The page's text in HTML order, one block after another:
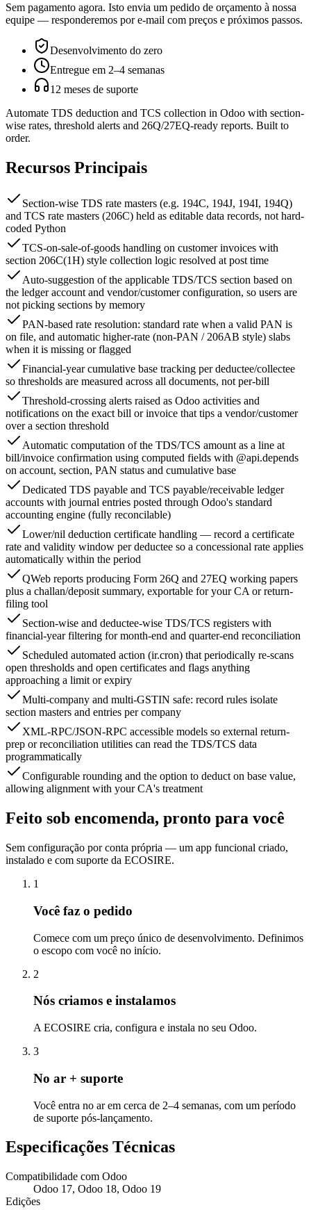
Sem pagamento agora. Isto envia um pedido de orçamento à nossa
equipe — responderemos por e-mail com preços e próximos passos.
Desenvolvimento do zero
Entregue em 2–4 semanas
12 meses de suporte
Automate TDS deduction and TCS collection in Odoo with section-
wise rates, threshold alerts and 26Q/27EQ-ready reports. Built to
order.
Recursos Principais
Section-wise TDS rate masters (e.g. 194C, 194J, 194I, 194Q)
and TCS rate masters (206C) held as editable data records, not hard-
coded Python
TCS-on-sale-of-goods handling on customer invoices with
section 206C(1H) style collection logic resolved at post time
Auto-suggestion of the applicable TDS/TCS section based on
the ledger account and vendor/customer configuration, so users are
not picking sections by memory
PAN-based rate resolution: standard rate when a valid PAN is
on file, and automatic higher-rate (non-PAN / 206AB style) slabs
when it is missing or flagged
Financial-year cumulative base tracking per deductee/collectee
so thresholds are measured across all documents, not per-bill
Threshold-crossing alerts raised as Odoo activities and
notifications on the exact bill or invoice that tips a vendor/customer
over a section threshold
Automatic computation of the TDS/TCS amount as a line at
bill/invoice confirmation using computed fields with @api.depends
on account, section, PAN status and cumulative base
Dedicated TDS payable and TCS payable/receivable ledger
accounts with journal entries posted through Odoo's standard
accounting engine (fully reconcilable)
Lower/nil deduction certificate handling — record a certificate
rate and validity window per deductee so a concessional rate applies
automatically within the period
QWeb reports producing Form 26Q and 27EQ working papers
plus a challan/deposit summary, exportable for your CA or return-
filing tool
Section-wise and deductee-wise TDS/TCS registers with
financial-year filtering for month-end and quarter-end reconciliation
Scheduled automated action (ir.cron) that periodically re-scans
open thresholds and open certificates and flags anything
approaching a limit or expiry
Multi-company and multi-GSTIN safe: record rules isolate
section masters and entries per company
XML-RPC/JSON-RPC accessible models so external return-
prep or reconciliation utilities can read the TDS/TCS data
programmatically
Configurable rounding and the option to deduct on base value,
allowing alignment with your CA's treatment
Feito sob encomenda, pronto para você
Sem configuração por conta própria — um app funcional criado,
instalado e com suporte da ECOSIRE.
1
Você faz o pedido
Comece com um preço único de desenvolvimento. Definimos
o escopo com você no início.
2
Nós criamos e instalamos
A ECOSIRE cria, configura e instala no seu Odoo.
3
No ar + suporte
Você entra no ar em cerca de 2–4 semanas, com um período
de suporte pós-lançamento.
Especificações Técnicas
Compatibilidade com Odoo
Odoo 17, Odoo 18, Odoo 19
Edições